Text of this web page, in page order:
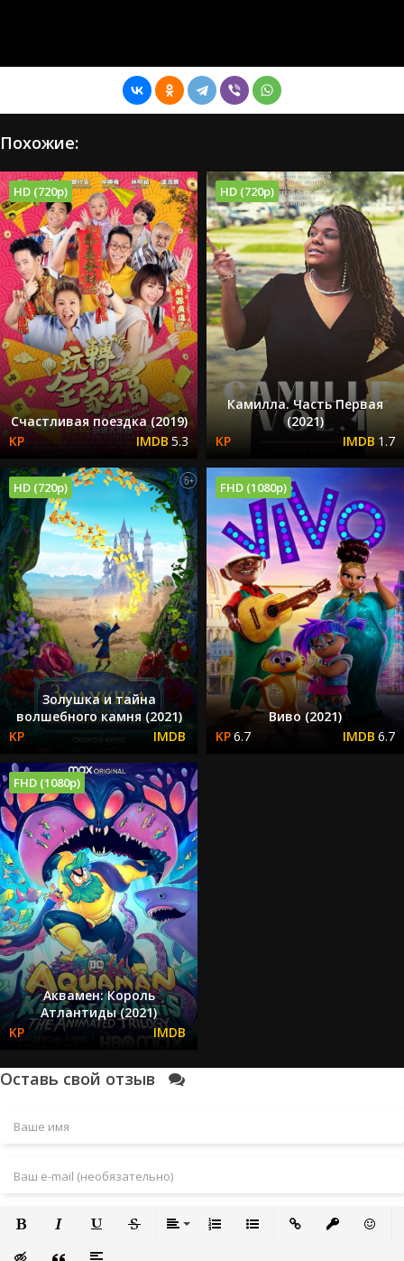
Похожие:
HD (720p)
Счастливая поездка (2019)
5.3
HD (720p)
Камилла. Часть Первая
(2021)
1.7
HD (720p)
Золушка и тайна
волшебного камня (2021)
FHD (1080p)
Виво (2021)
6.7
6.7
FHD (1080p)
Аквамен: Король
Атлантиды (2021)
Оставь свой отзыв
Полужирный